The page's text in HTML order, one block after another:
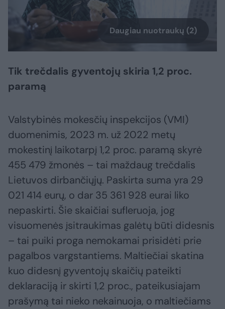
Daugiau nuotraukų (2)
Tik trečdalis gyventojų skiria 1,2 proc.
paramą
Valstybinės mokesčių inspekcijos (VMI)
duomenimis, 2023 m. už 2022 metų
mokestinį laikotarpį 1,2 proc. paramą skyrė
455 479 žmonės – tai maždaug trečdalis
Lietuvos dirbančiųjų. Paskirta suma yra 29
021 414 eurų, o dar 35 361 928 eurai liko
nepaskirti. Šie skaičiai sufleruoja, jog
visuomenės įsitraukimas galėtų būti didesnis
– tai puiki proga nemokamai prisidėti prie
pagalbos vargstantiems. Maltiečiai skatina
kuo didesnį gyventojų skaičių pateikti
deklaraciją ir skirti 1,2 proc., pateikusiajam
prašymą tai nieko nekainuoja, o maltiečiams